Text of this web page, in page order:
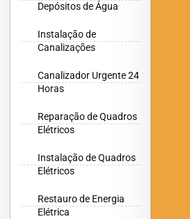
Depósitos de Água
Instalação de
Canalizações
Canalizador Urgente 24
Horas
Reparação de Quadros
Elétricos
Instalação de Quadros
Elétricos
Restauro de Energia
Elétrica